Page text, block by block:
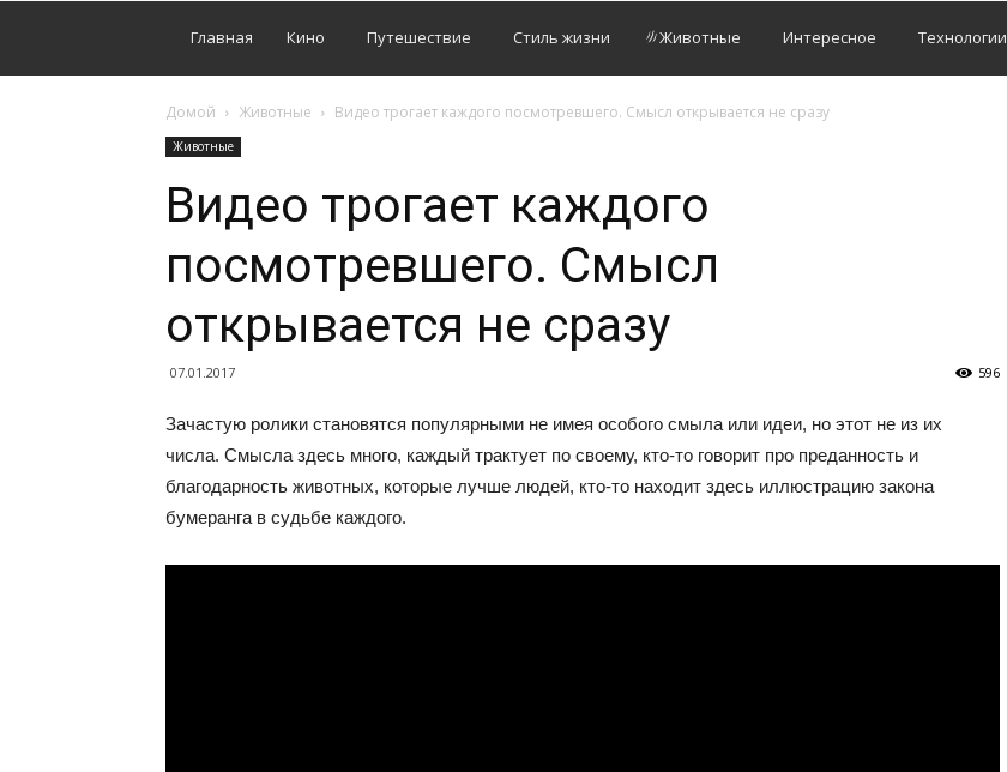
Главная Кино Путешествие Стиль жизни Животные Интересное Технологии
Домой Животные Видео трогает каждого посмотревшего. Смысл открывается не сразу
Животные
Видео трогает каждого
посмотревшего. Смысл
открывается не сразу
07.01.2017 596
Зачастую ролики становятся популярными не имея особого смыла или идеи, но этот не из их
числа. Смысла здесь много, каждый трактует по своему, кто-то говорит про преданность и
благодарность животных, которые лучше людей, кто-то находит здесь иллюстрацию закона
бумеранга в судьбе каждого.